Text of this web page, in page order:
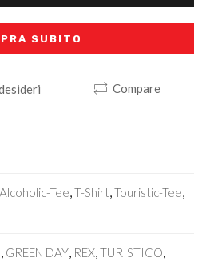
SUBITO
Compare
Alcoholic-Tee,T-Shirt,Touristic-Tee,
, GREEN DAY, REX,TURISTICO,